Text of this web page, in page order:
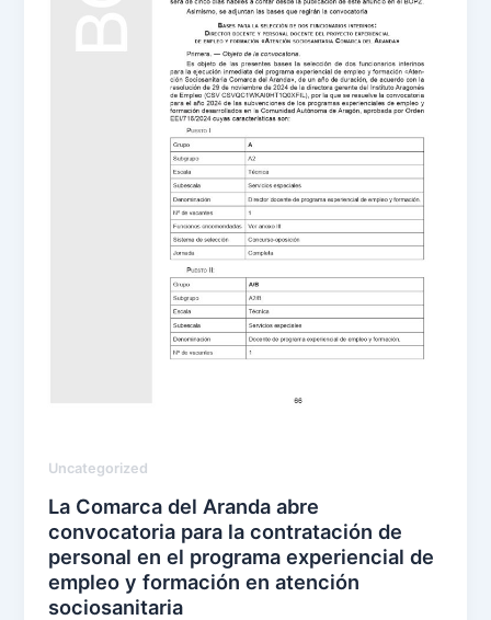
Uncategorized
La Comarca del Aranda abre
convocatoria para la contratación de
personal en el programa experiencial de
empleo y formación en atención
sociosanitaria